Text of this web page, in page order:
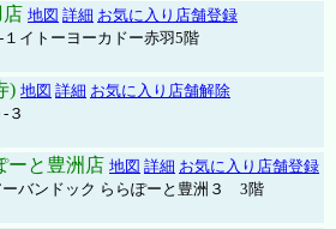
店 地図 詳細 お気に入り店舗登録
イトーヨーカドー赤羽5階
) 地図 詳細 お気に入り店舗解除
３
ーと豊洲店 地図 詳細 お気に入り店舗登録
バンドック ららぽーと豊洲３ 3階